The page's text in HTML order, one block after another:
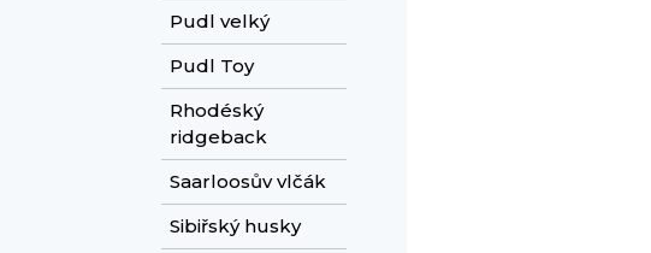
Pudl velký
Pudl Toy
Rhodéský
ridgeback
Saarloosův vlčák
Sibiřský husky